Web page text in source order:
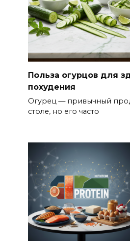
Польза огурцов для
похудения
Огурец — привычный
столе, но его часто